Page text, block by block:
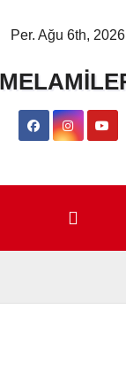
Per. Ağu 6th, 2026